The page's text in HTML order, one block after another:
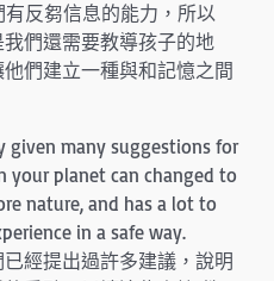
反芻信息的能力，所以
們還需要教導孩子的地
們建立一種與和記憶之間
given many suggestions for
your planet can changed to
nature, and has a lot to
in a safe way.
經提出過許多建議，說明